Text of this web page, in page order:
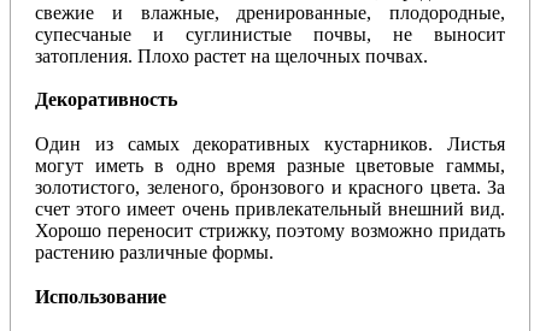
свежие и влажные, дренированные, плодородные,
супесчаные и суглинистые почвы, не выносит
затопления. Плохо растет на щелочных почвах.
Декоративность
Один из самых декоративных кустарников. Листья
могут иметь в одно время разные цветовые гаммы,
золотистого, зеленого, бронзового и красного цвета. За
счет этого имеет очень привлекательный внешний вид.
Хорошо переносит стрижку, поэтому возможно придать
растению различные формы.
Использование